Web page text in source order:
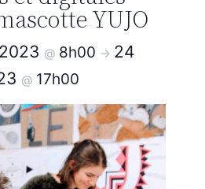
YUJO
@ 8h00 -> 24
@ 17h00